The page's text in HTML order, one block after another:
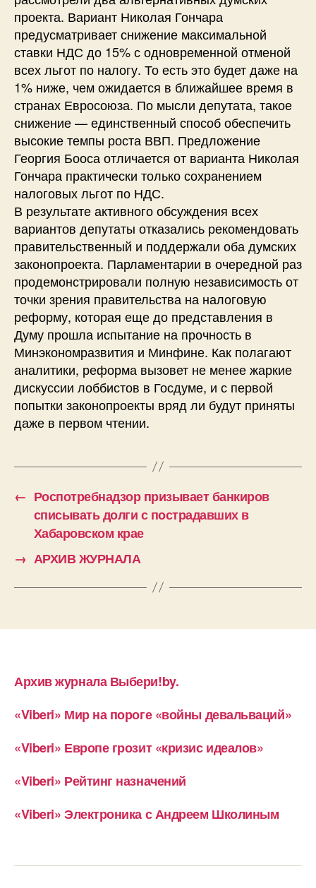
проекта. Вариант Николая Гончара
предусматривает снижение максимальной
ставки НДС до 15% с одновременной отменой
всех льгот по налогу. То есть это будет даже на
1% ниже, чем ожидается в ближайшее время в
странах Евросоюза. По мысли депутата, такое
снижение — единственный способ обеспечить
высокие темпы роста ВВП. Предложение
Георгия Бооса отличается от варианта Николая
Гончара практически только сохранением
налоговых льгот по НДС.
В результате активного обсуждения всех
вариантов депутаты отказались рекомендовать
правительственный и поддержали оба думских
законопроекта. Парламентарии в очередной раз
продемонстрировали полную независимость от
точки зрения правительства на налоговую
реформу, которая еще до представления в
Думу прошла испытание на прочность в
Минэкономразвития и Минфине. Как полагают
аналитики, реформа вызовет не менее жаркие
дискуссии лоббистов в Госдуме, и с первой
попытки законопроекты вряд ли будут приняты
даже в первом чтении.
← Роспотребнадзор призывает банкиров
списывать долги с пострадавших в
Хабаровском крае
→ АРХИВ ЖУРНАЛА
Архив журнала Выбери!by.
«Viberi» Мир на пороге «войны девальваций»
«Viberi» Европе грозит «кризис идеалов»
«Viberi» Рейтинг назначений
«Viberi» Электроника с Андреем Школиным